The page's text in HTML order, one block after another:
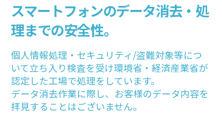
スマートフォンのデータ消去・処
理までの安全性。
個人情報処理・セキュリティ/盗難対象等につ
いて立ち入り検査を受け環境省・経済産業省が
認定した工場で処理をしています。
データ消去作業に際し、お客様のデータ内容を
拝見することはございません。